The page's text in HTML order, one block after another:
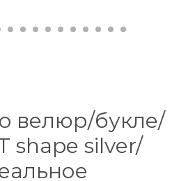
велюр/букле/
shape silver/